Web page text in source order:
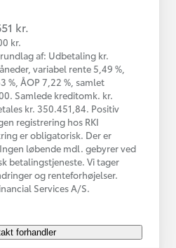
kr.
kr.
af: Udbetaling kr.
variabel rente 5,49 %,
%, ÅOP 7,22 %, samlet
Samlede kreditomk. kr.
kr. 350.451,84. Positiv
registrering hos RKI
er obligatorisk. Der er
løbende mdl. gebyrer ved
betalingstjeneste. Vi tager
og renteforhøjelser.
Services A/S.
forhandler